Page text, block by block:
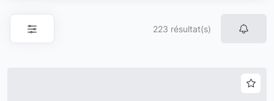
223 résultat(s)